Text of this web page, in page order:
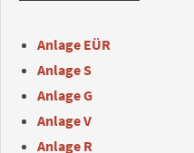
Anlage EÜR
Anlage S
Anlage G
Anlage V
Anlage R